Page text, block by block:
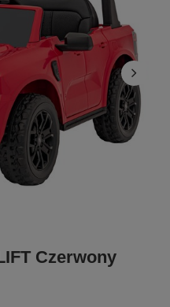
Czerwony